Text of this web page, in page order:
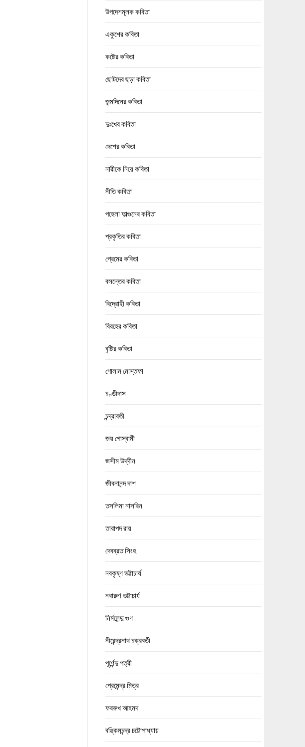
উপদেশমূলক কবিতা
একুশের কবিতা
কষ্টের কবিতা
ছোটদের ছড়া কবিতা
জন্মদিনের কবিতা
দুঃখের কবিতা
দেশের কবিতা
নারীকে নিয়ে কবিতা
নীতি কবিতা
পহেলা ফাল্গুনের কবিতা
প্রকৃতির কবিতা
প্রেমের কবিতা
বসন্তের কবিতা
বিদ্রোহী কবিতা
বিরহের কবিতা
বৃষ্টির কবিতা
গোলাম মোস্তফা
চণ্ডীদাস
চন্দ্রাবতী
জয় গোস্বামী
জসীম উদ্‌দীন
জীবনানন্দ দাশ
তসলিমা নাসরিন
তারাপদ রায়
দেবব্রত সিংহ
নবকৃষ্ণ ভট্টাচার্য
নবারুণ ভট্টাচার্য
নির্মলেন্দু গুণ
নীরেন্দ্রনাথ চক্রবর্তী
পূর্ণেন্দু পত্রী
প্রেমেন্দ্র মিত্র
ফররুখ আহমদ
বঙ্কিমচন্দ্র চট্টোপাধ্যায়